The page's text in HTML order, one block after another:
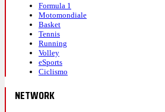
Formula 1
Motomondiale
Basket
Tennis
Running
Volley
eSports
Ciclismo
NETWORK